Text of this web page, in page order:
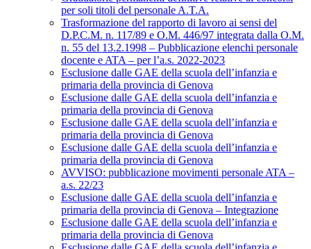
per soli titoli del personale A.T.A.
Trasformazione del rapporto di lavoro ai sensi del
D.P.C.M. n. 117/89 e O.M. 446/97 integrata dalla O.M.
n. 55 del 13.2.1998 – Pubblicazione elenchi personale
docente e ATA – per l’a.s. 2022-2023
Esclusione dalle GAE della scuola dell’infanzia e
primaria della provincia di Genova
Esclusione dalle GAE della scuola dell’infanzia e
primaria della provincia di Genova
Esclusione dalle GAE della scuola dell’infanzia e
primaria della provincia di Genova
Esclusione dalle GAE della scuola dell’infanzia e
primaria della provincia di Genova
AVVISO: pubblicazione movimenti personale ATA –
a.s. 22/23
Esclusione dalle GAE della scuola dell’infanzia e
primaria della provincia di Genova – Integrazione
Esclusione dalle GAE della scuola dell’infanzia e
primaria della provincia di Genova